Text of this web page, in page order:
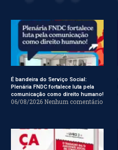
É bandeira do Serviço Social:
Plenária FNDC fortalece luta pela
comunicação como direito humano!
06/08/2026 Nenhum comentário